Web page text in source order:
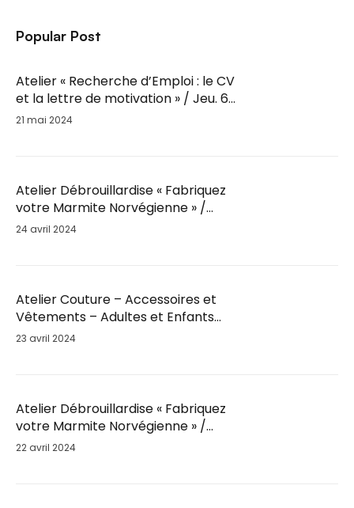
Popular Post
Atelier « Recherche d’Emploi : le CV
et la lettre de motivation » / Jeu. 6
Juin / 14h-16h
21 mai 2024
Atelier Débrouillardise « Fabriquez
votre Marmite Norvégienne » /
Mar. 28 Mai / 18h30
24 avril 2024
Atelier Couture – Accessoires et
Vêtements – Adultes et Enfants
par Fil’Ambule – Sam. 25 Mai / 10h
23 avril 2024
Atelier Débrouillardise « Fabriquez
votre Marmite Norvégienne » /
Sam. 25 Mai / 9h30
22 avril 2024